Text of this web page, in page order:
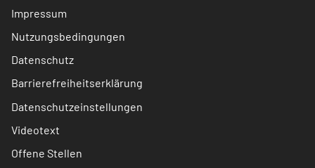
Impressum
Nutzungsbedingungen
Datenschutz
Barrierefreiheitserklärung
Datenschutzeinstellungen
Videotext
Offene Stellen